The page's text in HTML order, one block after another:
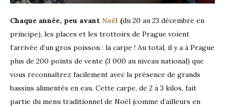
Chaque année, peu avant Noël (du 20 au 23 décembre en
principe), les places et les trottoirs de Prague voient
l’arrivée d’un gros poisson : la carpe ! Au total, il y a à Prague
plus de 200 points de vente (3 000 au niveau national) que
vous reconnaîtrez facilement avec la présence de grands
bassins alimentés en eau. Cette carpe, de 2 à 3 kilos, fait
partie du menu traditionnel de Noël (comme d’ailleurs en